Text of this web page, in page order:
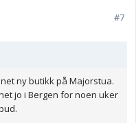
#7
ny butikk på Majorstua.
jo i Bergen for noen uker